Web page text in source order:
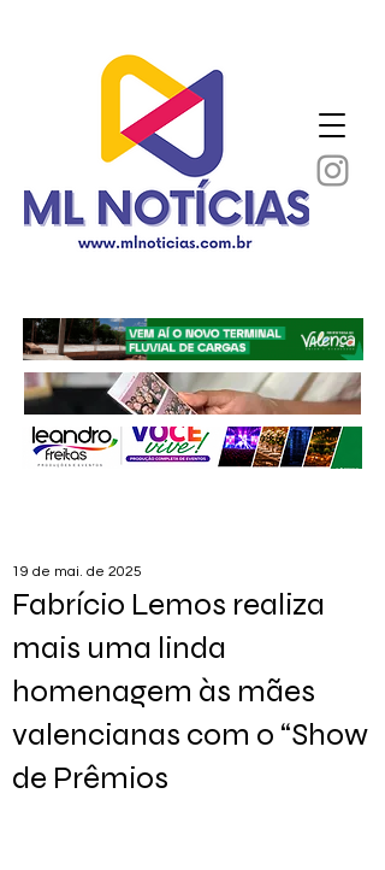
Fabrício Lemos realiza
mais uma linda
homenagem às mães
valencianas com o “Show
de Prêmios
19 de mai. de 2025